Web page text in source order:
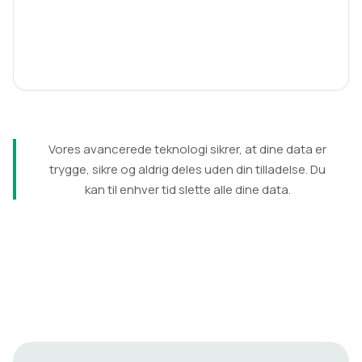
Vores avancerede teknologi sikrer, at dine data er
trygge, sikre og aldrig deles uden din tilladelse. Du
kan til enhver tid slette alle dine data.